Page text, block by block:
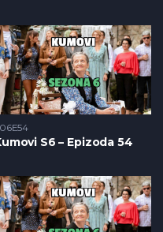
S6 – Epizoda 54